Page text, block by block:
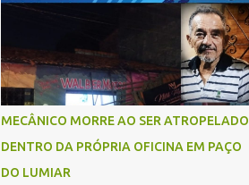
MECÂNICO MORRE AO SER ATROPELADO
DENTRO DA PRÓPRIA OFICINA EM PAÇO
DO LUMIAR